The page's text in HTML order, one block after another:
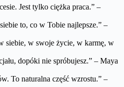
Jest tylko ciężka praca.” –
to, co w Tobie najlepsze.” –
siebie, w swoje życie, w karmę, w
dopóki nie spróbujesz.” – Maya
To naturalna część wzrostu.” –